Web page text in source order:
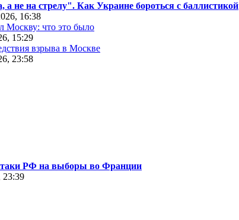
а не на стрелу". Как Украине бороться с баллистикой
16:38
Москву: что это было
15:29
взрыва в Москве
23:58
РФ на выборы во Франции
23:39